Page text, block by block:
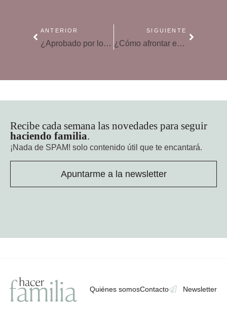
ANTERIOR
¿Aprobado por los pelos? Claves para mejorar el rendimiento escolar el próximo curso
SIGUIENTE
¿Cómo afrontar el paso de Primaria a ESO?
Recibe cada semana las novedades para seguir
haciendo familia.
¡Nada de SPAM! solo contenido útil que te encantará.
Apuntarme a la newsletter
Quiénes somosContacto Newsletter